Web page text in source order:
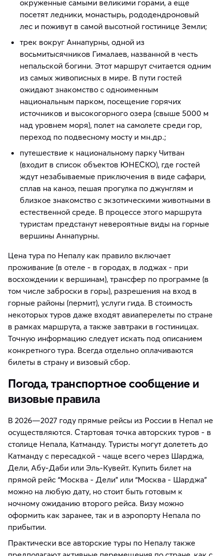
окруженные самыми великими горами, а еще
посетят ледники, монастырь, рододендроновый
лес и поживут в самой высотной гостинице Земли;
трек вокруг Аннапурны, одной из
восьмитысячников Гималаев, названной в честь
непальской богини. Этот маршрут считается одним
из самых живописных в мире. В пути гостей
ожидают знакомство с одноименным
национальным парком, посещение горячих
источников и высокогорного озера (свыше 5000 м
над уровнем моря), полет на самолете среди гор,
переход по подвесному мосту и мн.др.;
путешествие к национальному парку Читван
(входит в список объектов ЮНЕСКО), где гостей
ждут незабываемые приключения в виде сафари,
сплав на каноэ, пешая прогулка по джунглям и
близкое знакомство с экзотическими животными в
естественной среде. В процессе этого маршрута
туристам предстанут невероятные виды на горные
вершины Аннапурны.
Цена тура по Непалу как правило включает
проживание (в отеле - в городах, в лоджах - при
восхождении к вершинам), трансфер по программе (в
том числе заброски в горы), разрешения на вход в
горные районы (пермит), услуги гида. В стоимость
некоторых туров даже входят авиаперелеты по стране
в рамках маршрута, а также завтраки в гостиницах.
Точную информацию следует искать под описанием
конкретного тура. Всегда отдельно оплачиваются
билеты в страну и визовый сбор.
Погода, транспортное сообщение и
визовые правила
В 2026—2027 году прямые рейсы из России в Непал не
осуществляются. Стартовая точка авторских туров - в
столице Непала, Катманду. Туристы могут долететь до
Катманду с пересадкой - чаще всего через Шарджа,
Дели, Абу-Даби или Эль-Кувейт. Купить билет на
прямой рейс “Москва - Дели” или “Москва - Шарджа”
можно на любую дату, но стоит быть готовым к
ночному ожиданию второго рейса. Визу можно
оформить как заранее, так и в аэропорту Непала по
прибытии.
Практически все авторские туры по Непалу также